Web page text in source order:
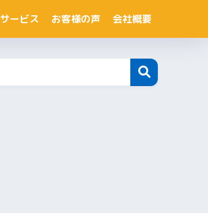
サービス お客様の声 会社概要